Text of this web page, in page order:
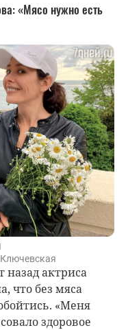
«Мясо нужно есть
назад актриса
что без мяса
«Меня
здоровое